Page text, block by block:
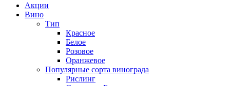
Акции
Вино
Тип
Красное
Белое
Розовое
Оранжевое
Популярные сорта винограда
Рислинг